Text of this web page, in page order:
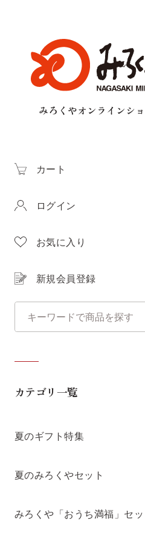
みろくやオンラインシ
カート
ログイン
お気に入り
新規会員登録
カテゴリ一覧
夏のギフト特集
夏のみろくやセット
みろくや「おうち満福」セッ